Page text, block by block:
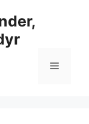
Meny